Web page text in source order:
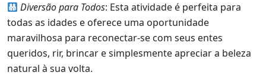
Diversão para Todos: Esta atividade é perfeita para
todas as idades e oferece uma oportunidade
maravilhosa para reconectar-se com seus entes
queridos, rir, brincar e simplesmente apreciar a beleza
natural à sua volta.